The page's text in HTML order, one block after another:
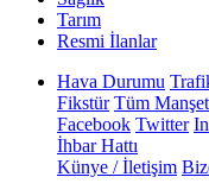
Tarım
Resmi İlanlar
Hava Durumu
Fikstür Tüm
Facebook Twitter
İhbar Hattı
Künye / İletişim